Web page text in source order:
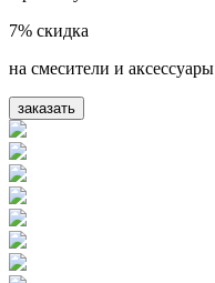
7% скидка
на смесители и аксессуары
заказать